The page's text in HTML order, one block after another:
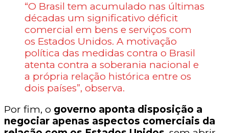
“O Brasil tem acumulado nas últimas
décadas um significativo déficit
comercial em bens e serviços com
os Estados Unidos. A motivação
política das medidas contra o Brasil
atenta contra a soberania nacional e
a própria relação histórica entre os
dois países”, observa.
Por fim, o governo aponta disposição a
negociar apenas aspectos comerciais da